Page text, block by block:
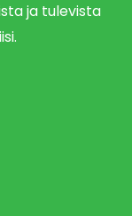
ja tulevista